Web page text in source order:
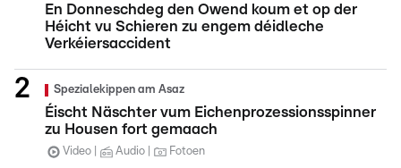
En Donneschdeg den Owend koum et op der
Héicht vu Schieren zu engem déidleche
Verkéiersaccident
Spezialekippen am Asaz
Éischt Näschter vum Eichenprozessionsspinner
zu Housen fort gemaach
Video Audio Fotoen